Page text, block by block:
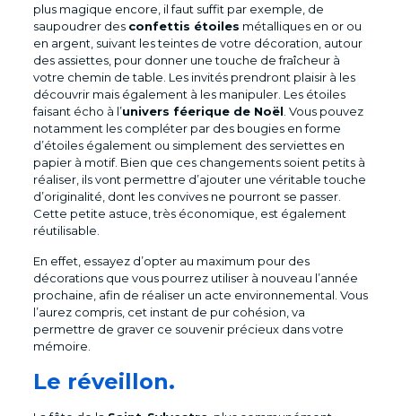
plus magique encore, il faut suffit par exemple, de
saupoudrer des confettis étoiles métalliques en or ou
en argent, suivant les teintes de votre décoration, autour
des assiettes, pour donner une touche de fraîcheur à
votre chemin de table. Les invités prendront plaisir à les
découvrir mais également à les manipuler. Les étoiles
faisant écho à l’univers féerique de Noël . Vous pouvez
notamment les compléter par des bougies en forme
d’étoiles également ou simplement des serviettes en
papier à motif. Bien que ces changements soient petits à
réaliser, ils vont permettre d’ajouter une véritable touche
d’originalité, dont les convives ne pourront se passer.
Cette petite astuce, très économique, est également
réutilisable.
En effet, essayez d’opter au maximum pour des
décorations que vous pourrez utiliser à nouveau l’année
prochaine, afin de réaliser un acte environnemental. Vous
l’aurez compris, cet instant de pur cohésion, va
permettre de graver ce souvenir précieux dans votre
mémoire.
Le réveillon.